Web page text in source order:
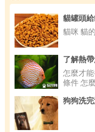
貓咪 貓
怎麼才
條件 怎
狗狗洗